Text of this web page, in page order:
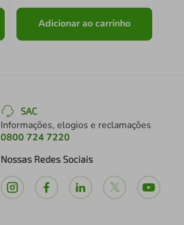
Adicionar ao carrinho
SAC
Informações, elogios e reclamações
0800 724 7220
Nossas Redes Sociais